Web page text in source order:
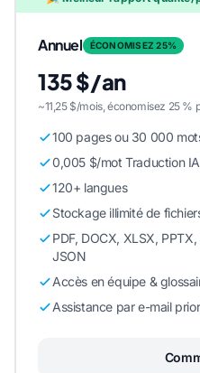
Annuel ÉCONOMISEZ 25%
135 $/an
~11,25 $/mois, économisez 25 %
100 pages ou 30 000
0,005 $/mot Traduction IA
120+ langues
Stockage illimité de
PDF, DOCX, XLSX,
JSON
Accès en équipe &
Assistance par e-mail